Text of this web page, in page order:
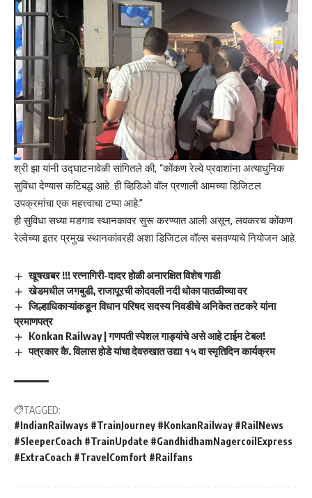
श्री झा यांनी उद्घाटनावेळी सांगितले की, “कोंकण रेल्वे प्रवाशांना अत्याधुनिक
सुविधा देण्यास कटिबद्ध आहे. ही व्हिडिओ वॉल प्रणाली आमच्या डिजिटल
उपक्रमांचा एक महत्त्वाचा टप्पा आहे.”
ही सुविधा सध्या मडगाव स्थानकावर सुरू करण्यात आली असून, लवकरच कोंकण
रेल्वेच्या इतर प्रमुख स्थानकांवरही अशा डिजिटल वॉल्स बसवण्याचे नियोजन आहे.
खूषखबर !!! रत्नागिरी-दादर होळी अनारक्षित विशेष गाडी
खेडमधील जगबुडी, राजापूरची कोदवली नदी धोका पातळीच्या वर
जिल्हाधिकाऱ्यांकडून विधान परिषद सदस्य निवडीचे अनिकेत तटकरे यांना
प्रमाणपत्र
Konkan Railway | गणपती स्पेशल गाड्यांचे असे आहे टाईम टेबल!
पत्रकार कै. विलास होडे यांचा देवरुखात उद्या १५ वा स्मृतिदिन कार्यक्रम
TAGGED:
​#IndianRailways ​#TrainJourney ​#KonkanRailway ​#RailNews ​
#SleeperCoach ​#TrainUpdate ​#GandhidhamNagercoilExpress ​
#ExtraCoach ​#TravelComfort ​#Railfans